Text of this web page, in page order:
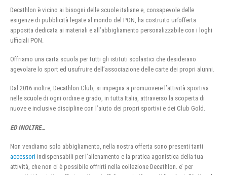
Decathlon è vicino ai bisogni delle scuole italiane e, consapevole delle
esigenze di pubblicità legate al mondo del PON, ha costruito un’offerta
apposita dedicata ai materiali e all’abbigliamento personalizzabile con i loghi
ufficiali PON.
Offriamo una carta scuola per tutti gli istituti scolastici che desiderano
agevolare lo sport ed usufruire dell’associazione delle carte dei propri alunni.
Dal 2016 inoltre, Decathlon Club, si impegna a promuovere l’attività sportiva
nelle scuole di ogni ordine e grado, in tutta Italia, attraverso la scoperta di
nuove e inclusive discipline con l’aiuto dei propri sportivi e dei Club Gold.
ED INOLTRE…
Non vendiamo solo abbigliamento, nella nostra offerta sono presenti tanti
accessori indispensabili per l’allenamento e la pratica agonistica della tua
attività, che non ci è possibile offrirti nella collezione Decathlon. e’ per